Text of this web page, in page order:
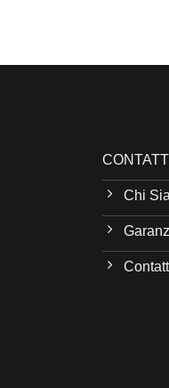
CONTATTI
Chi